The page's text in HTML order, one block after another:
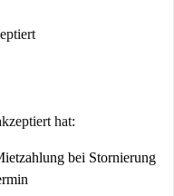
Viertel und seine
hat:
bei Stornierung